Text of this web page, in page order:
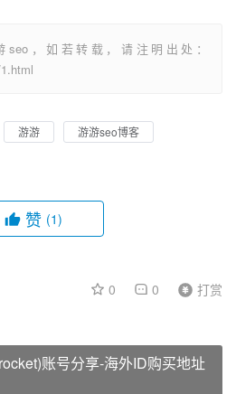
，如若转载，请注明出处：
游游
游游seo博客
赞 (1)
0 0 打赏
账号分享-海外ID购买地址